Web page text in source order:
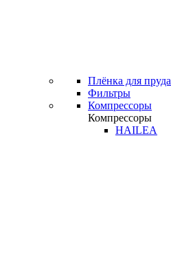
Плёнка для пруда
Фильтры
Компрессоры
Компрессоры
HAILEA